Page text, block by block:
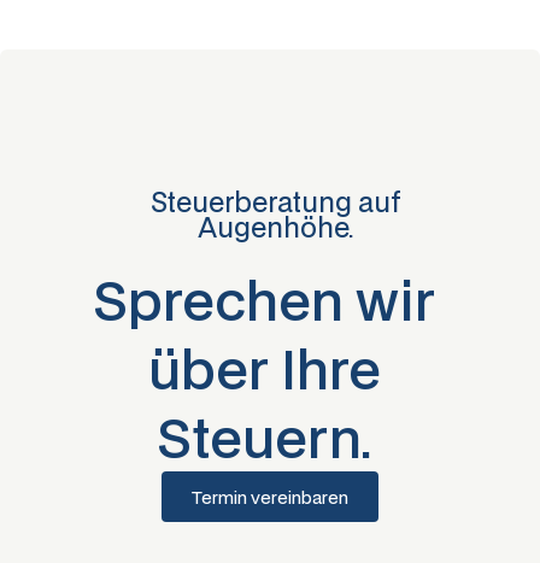
Steuerberatung auf
Augenhöhe.
Sprechen wir
über Ihre
Steuern.
Termin vereinbaren